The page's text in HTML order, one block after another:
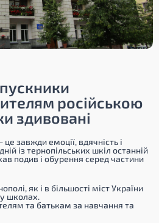
російською
здивовані
завжди емоції, вдячність і
із тернопільських шкіл останній
подив і обурення серед частини
як і в більшості міст України
у школах.
та батькам за навчання та